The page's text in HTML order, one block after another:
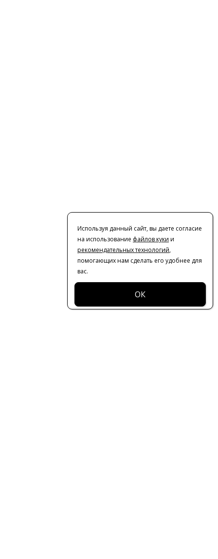
Используя данный сайт, вы даете согласие
на использование файлов куки и
рекомендательных технологий,
помогающих нам сделать его удобнее для
вас.